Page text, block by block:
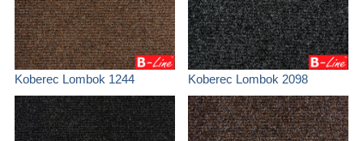
Koberec Lombok 1244 Koberec Lombok 2098